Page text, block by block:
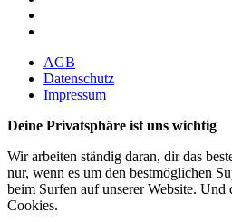
AGB
Datenschutz
Impressum
Deine Privatsphäre ist uns wichtig
Wir arbeiten ständig daran, dir das
nur, wenn es um den bestmöglichen
beim Surfen auf unserer Website.
Cookies.